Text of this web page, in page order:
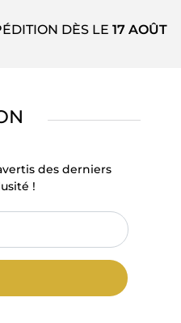
DÈS LE 17 AOÛT
des derniers
!